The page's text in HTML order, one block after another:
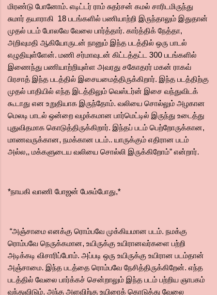
மிரண்டு போனோம். எடிட்டர் ராம் சுதர்சன் கமல் சாரிடமிருந்து
சுமார் தயாராகி 18 படங்களில் பணியாற்றி இருந்தாலும் இதுதான்
முதல் படம் போலவே வேலை பார்த்தார். கார்த்திக் நேத்தா,
அறிவுமதி ஆகியோருடன் நானும் இந்த படத்தில் ஒரு பாடல்
எழுதியுள்ளேன். மணி சர்மாவுடன் கிட்டத்தட்ட 300 படங்களில்
இணைந்து பணியாற்றியுள்ள அவரது சகோதரர் மகன் ராகவ்
பிரசாத் இந்த படத்தில் இசையமைத்திருக்கிறார். இந்த படத்திற்கு
முதல் பாதியில் எந்த இடத்திலும் வெஸ்டர்ன் இசை வந்துவிடக்
கூடாது என உறுதியாக இருந்தோம். வலியை சொல்லும் அழகான
மெலடி பாடல் ஒன்றை வழக்கமான பார்மெட்டில் இருந்து உடைத்து
புதுவிதமாக கொடுத்திருக்கிறார். இந்தப் படம் பெற்றோருக்கான,
மாணவருக்கான, நமக்கான படம்.. யாருக்கும் எதிரான படம்
அல்ல,, மக்களுடைய வலியை சொல்லி இருக்கிறோம்” என்றார்.
*நாயகி வாணி போஜன் பேசும்போது,*
“அஞ்சாமை எனக்கு ரொம்பவே முக்கியமான படம். நமக்கு
ரொம்பவே நெருக்கமான, உயிருக்கு உயிரானவர்களை பற்றி
அடிக்கடி விசாரிப்போம். அப்படி ஒரு உயிருக்கு உயிரான படம்தான்
அஞ்சாமை. இந்த படத்தை ரொம்பவே நேசித்திருக்கிறேன். எந்த
படத்தில் வேலை பார்க்கச் சென்றாலும் இந்த படம் பற்றிய ஞாபகம்
வந்துவிடும். அந்த அளவிற்கு உயிரைக் கொடுத்து வேலை